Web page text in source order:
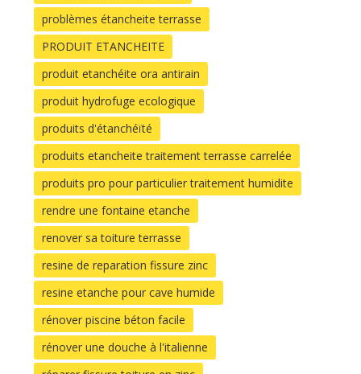
problèmes étancheite terrasse
PRODUIT ETANCHEITE
produit etanchéite ora antirain
produit hydrofuge ecologique
produits d'étanchéïté
produits etancheite traitement terrasse carrelée
produits pro pour particulier traitement humidite
rendre une fontaine etanche
renover sa toiture terrasse
resine de reparation fissure zinc
resine etanche pour cave humide
rénover piscine béton facile
rénover une douche à l'italienne